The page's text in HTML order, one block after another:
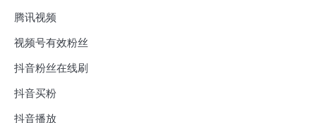
腾讯视频
视频号有效粉丝
抖音粉丝在线刷
抖音买粉
抖音播放